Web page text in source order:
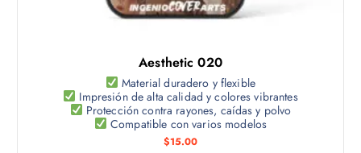
r
d
c
t
o
s
p
u
e
d
e
ú
i
p
l
e
s
Aesthetic 020
Material duradero y flexible
Impresión de alta calidad y colores vibrantes
Protección contra rayones, caídas y polvo
Compatible con varios modelos
$15.00